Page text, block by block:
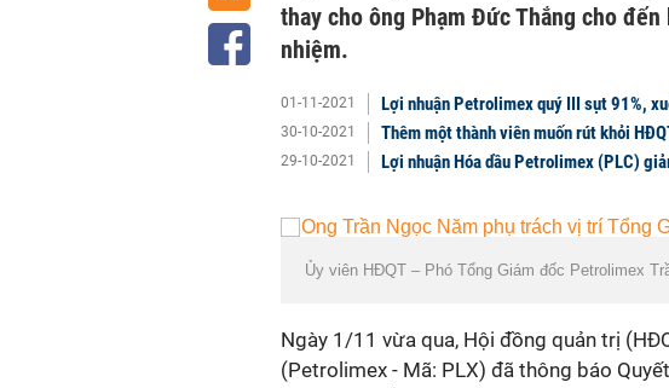
thay cho ông Phạm Đức Thắng cho
nhiệm.
01-11-2021 Lợi nhuận Petrolimex quý III sụt 91%,
30-10-2021 Thêm một thành viên muốn rút khỏi
29-10-2021 Lợi nhuận Hóa dầu Petrolimex (PLC)
Ủy viên HĐQT – Phó Tổng Giám đốc Petrolimex
Ngày 1/11 vừa qua, Hội đồng quản trị
(Petrolimex - Mã: PLX) đã thông báo